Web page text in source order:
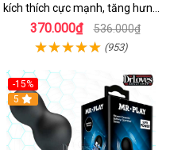
kích thích cực mạnh, tăng hưng
phấn
370.000₫ 536.000₫
(953)
-15%
Hot
5